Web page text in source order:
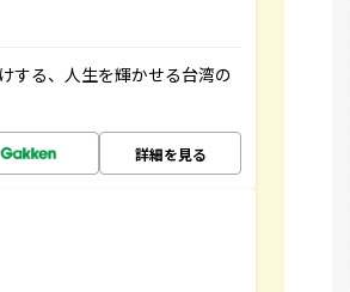
する、人生を輝かせる台湾の
詳細を見る